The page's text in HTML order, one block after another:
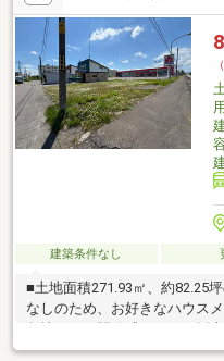
だけます♪■周辺には住宅や店
が整っています◎■約259坪の
検討できます♪現地のご案内
ださい♪（TEL:011-790-8100）
建築条件なし
■土地面積271.93㎡、約82.25
なしのため、お好きなハウス
を検討しやすい立地です♪■ス